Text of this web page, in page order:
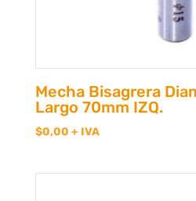
Mecha Bisagrera
Largo 70mm IZQ.
$0,00 + IVA